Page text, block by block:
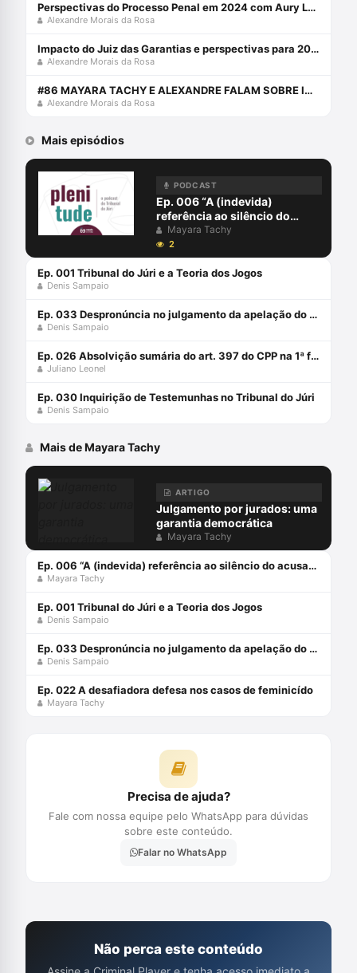
Perspectivas do Processo Penal em 2024 com Aury Lopes Jr e Alexandre Morais da Rosa
Alexandre Morais da Rosa
Impacto do Juiz das Garantias e perspectivas para 2024 com Alexandre Morais da Rosa e Aury Lopes Jr
Alexandre Morais da Rosa
#86 MAYARA TACHY E ALEXANDRE FALAM SOBRE IN DUBIO PRO SOCIETATE NO JÚRI
Alexandre Morais da Rosa
Mais episódios
PODCAST
Ep. 006 “A (indevida)
referência ao silêncio do
acusado em Plenário do Júri”
Mayara Tachy
2
Ep. 001 Tribunal do Júri e a Teoria dos Jogos
Denis Sampaio
Ep. 033 Despronúncia no julgamento da apelação do Juri: pode isso?
Denis Sampaio
Ep. 026 Absolvição sumária do art. 397 do CPP na 1ª fase do rito do júri
Juliano Leonel
Ep. 030 Inquirição de Testemunhas no Tribunal do Júri
Denis Sampaio
Mais de Mayara Tachy
ARTIGO
Julgamento por jurados: uma
garantia democrática
Mayara Tachy
Ep. 006 “A (indevida) referência ao silêncio do acusado em Plenário do Júri”
Mayara Tachy
Ep. 001 Tribunal do Júri e a Teoria dos Jogos
Denis Sampaio
Ep. 033 Despronúncia no julgamento da apelação do Juri: pode isso?
Denis Sampaio
Ep. 022 A desafiadora defesa nos casos de feminicído
Mayara Tachy
Precisa de ajuda?
Fale com nossa equipe pelo WhatsApp para dúvidas
sobre este conteúdo.
Falar no WhatsApp
Não perca este conteúdo